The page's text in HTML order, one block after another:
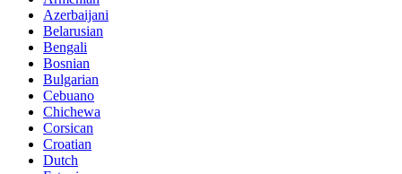
Azerbaijani
Belarusian
Bengali
Bosnian
Bulgarian
Cebuano
Chichewa
Corsican
Croatian
Dutch